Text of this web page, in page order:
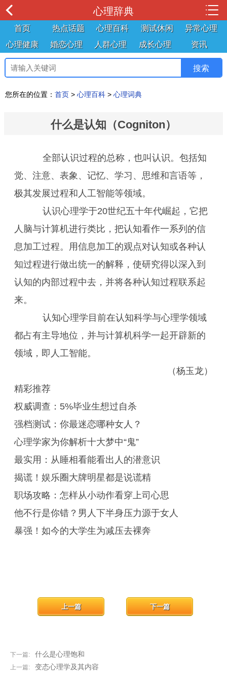
心理辞典
首页 热点话题 心理百科 测试休闲
异常心理
心理健康
婚恋心理 人群心理 成长心理 资讯
您所在的位置： 首页 > 心理百科 > 心理词典
什么是认知（Cogniton）
全部认识过程的总称，也叫认识。包括知
觉、注意、表象、记忆、学习、思维和言语等，
极其发展过程和人工智能等领域。
认识心理学于20世纪五十年代崛起，它把
人脑与计算机进行类比，把认知看作一系列的信
息加工过程。用信息加工的观点对认知或各种认
知过程进行做出统一的解释，使研究得以深入到
认知的内部过程中去，并将各种认知过程联系起
来。
认知心理学目前在认知科学与心理学领域
都占有主导地位，并与计算机科学一起开辟新的
领域，即人工智能。
（杨玉龙）
精彩推荐
权威调查：5%毕业生想过自杀
强档测试：你最迷恋哪种女人？
心理学家为你解析十大梦中“鬼”
最实用：从睡相看能看出人的潜意识
揭谎！娱乐圈大牌明星都是说谎精
职场攻略：怎样从小动作看穿上司心思
他不行是你错？男人下半身压力源于女人
暴强！如今的大学生为减压去裸奔
下一篇: 什么是心理饱和
下一篇
上一篇: 变态心理学及其内容
上一篇